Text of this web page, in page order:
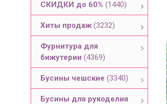
СКИДКИ до 60% (1440)
Хиты продаж (3232)
Фурнитура для
бижутерии (4369)
Бусины чешские (3340)
Бусины для рукоделия